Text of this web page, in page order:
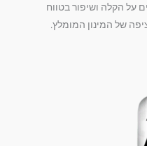
על הקלה ושיפור בטווח